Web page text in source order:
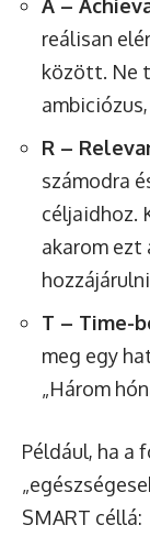
A –
reálisan
között. Ne
R –
számodra
céljaidhoz.
akarom ezt
T – Time-
meg egy
„Három
Például, ha a
SMART céllá: